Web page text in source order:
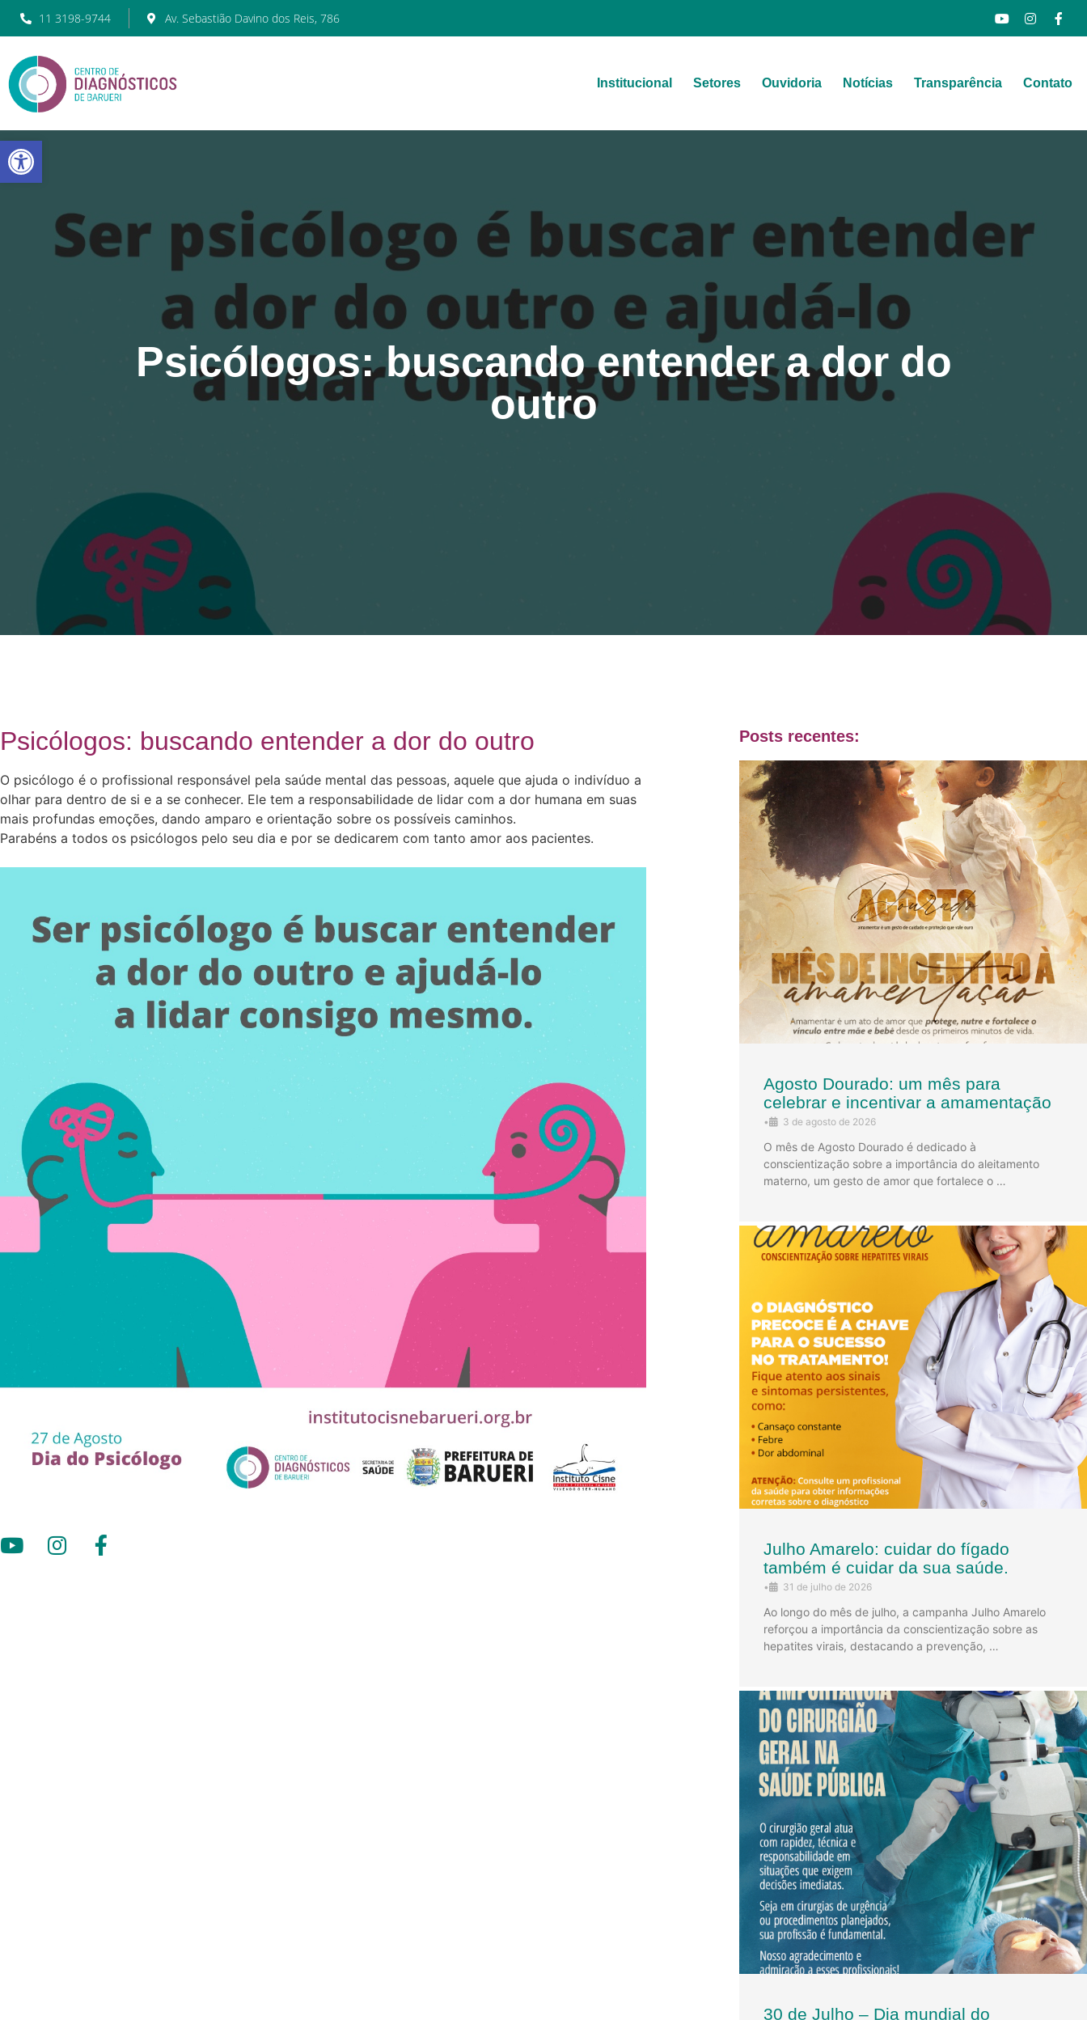
11 3198-9744 Av. Sebastião Davino dos Reis, 786
Institucional Setores Ouvidoria Notícias Transparência Contato
Psicólogos: buscando entender a dor do
outro
Psicólogos: buscando entender a dor do outro
O psicólogo é o profissional responsável pela saúde mental das pessoas, aquele que ajuda o indivíduo a
olhar para dentro de si e a se conhecer. Ele tem a responsabilidade de lidar com a dor humana em suas
mais profundas emoções, dando amparo e orientação sobre os possíveis caminhos.
Parabéns a todos os psicólogos pelo seu dia e por se dedicarem com tanto amor aos pacientes.
Posts recentes:
Agosto Dourado: um mês para
celebrar e incentivar a amamentação
• 3 de agosto de 2026
O mês de Agosto Dourado é dedicado à
conscientização sobre a importância do aleitamento
materno, um gesto de amor que fortalece o …
Julho Amarelo: cuidar do fígado
também é cuidar da sua saúde.
• 31 de julho de 2026
Ao longo do mês de julho, a campanha Julho Amarelo
reforçou a importância da conscientização sobre as
hepatites virais, destacando a prevenção, …
30 de Julho – Dia mundial do
Barra de Ferramentas Aberta